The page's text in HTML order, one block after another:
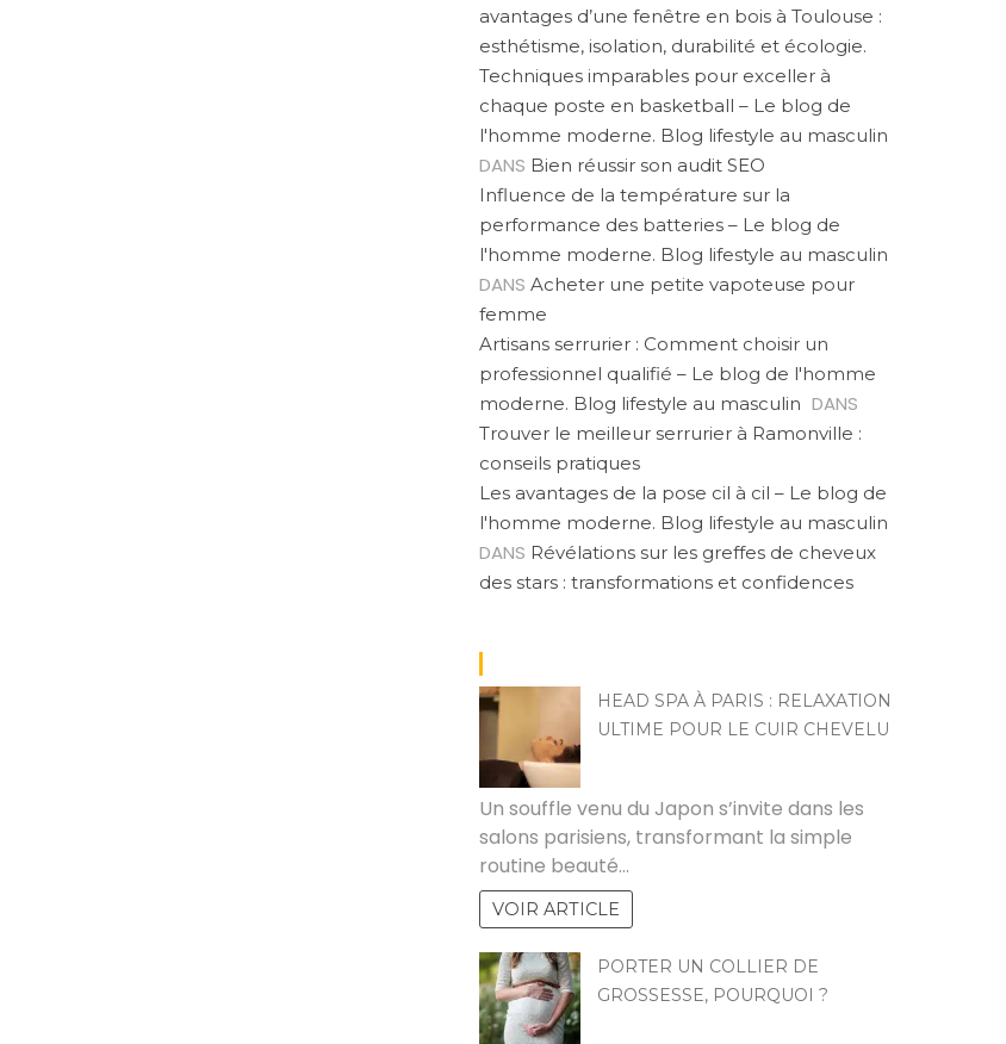
avantages d’une fenêtre en bois à Toulouse :
esthétisme, isolation, durabilité et écologie.
Techniques imparables pour exceller à
chaque poste en basketball – Le blog de
l'homme moderne. Blog lifestyle au masculin
DANS Bien réussir son audit SEO
Influence de la température sur la
performance des batteries – Le blog de
l'homme moderne. Blog lifestyle au masculin
DANS Acheter une petite vapoteuse pour
femme
Artisans serrurier : Comment choisir un
professionnel qualifié – Le blog de l'homme
moderne. Blog lifestyle au masculin DANS
Trouver le meilleur serrurier à Ramonville :
conseils pratiques
Les avantages de la pose cil à cil – Le blog de
l'homme moderne. Blog lifestyle au masculin
DANS Révélations sur les greffes de cheveux
des stars : transformations et confidences
HEAD SPA À PARIS : RELAXATION
ULTIME POUR LE CUIR CHEVELU
Un souffle venu du Japon s’invite dans les
salons parisiens, transformant la simple
routine beauté…
VOIR ARTICLE
PORTER UN COLLIER DE
GROSSESSE, POURQUOI ?